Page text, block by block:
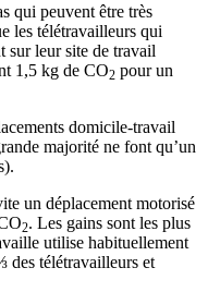
qui peuvent être très
les télétravailleurs qui
sur leur site de travail
1,5 kg de CO2 pour un
domicile-travail
majorité ne font qu’un
un déplacement motorisé
2. Les gains sont les plus
utilise habituellement
des télétravailleurs et